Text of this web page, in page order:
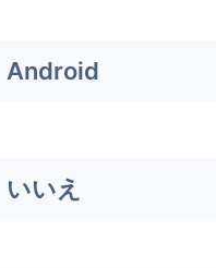
Android
いいえ